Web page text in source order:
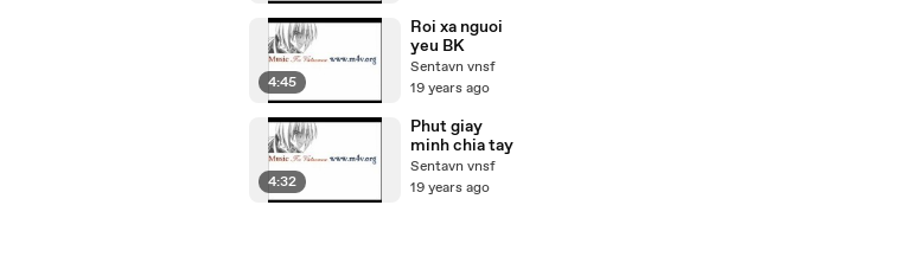
4:45
Roi xa nguoi
yeu BK
Sentavn vnsf
19 years ago
4:32
Phut giay
minh chia tay
Sentavn vnsf
19 years ago